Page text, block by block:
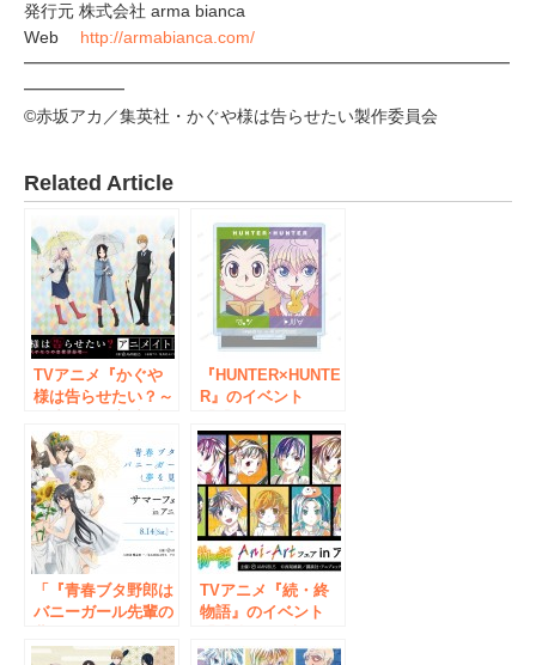
発行元 株式会社 arma bianca
Web http://armabianca.com/
━━━━━━━━━━━━━━━━━━━━━━━━━━━━━
━━━━━━
©赤坂アカ／集英社・かぐや様は告らせたい製作委員会
Related Article
TVアニメ『かぐや
様は告らせたい？～
戦～』のイベント
「かぐや様は告らせ
たい？～天才たちの
恋愛頭脳戦～ アニ
メイトフェア」が開
催決定！
『HUNTER×HUNTE
R』のイベント
TER』Ani-Art アニ
メイトフェア in
2022 Spring」の開
催が決定！
「『青春ブタ野郎は
バニーガール先輩の
フェア 2021 in アニ
TVアニメ『続・終
物語』のイベント
Ani-Art フェア in ア